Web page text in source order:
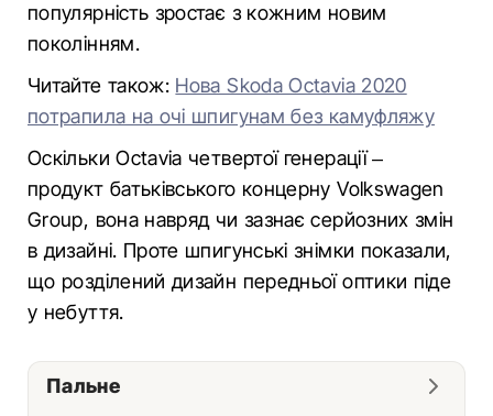
популярність зростає з кожним новим
поколінням.
Читайте також: Нова Skoda Octavia 2020
потрапила на очі шпигунам без камуфляжу
Оскільки Octavia четвертої генерації –
продукт батьківського концерну Volkswagen
Group, вона навряд чи зазнає серйозних змін
в дизайні. Проте шпигунські знімки показали,
що розділений дизайн передньої оптики піде
у небуття.
Пальне